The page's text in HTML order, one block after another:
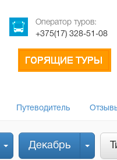
Оператор туров:
+375(17) 328-51-08
Путеводитель
Декабрь